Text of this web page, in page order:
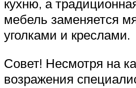
кухню, а
мебель заменяется
уголками и креслами.
Совет! Несмотря на
возражения